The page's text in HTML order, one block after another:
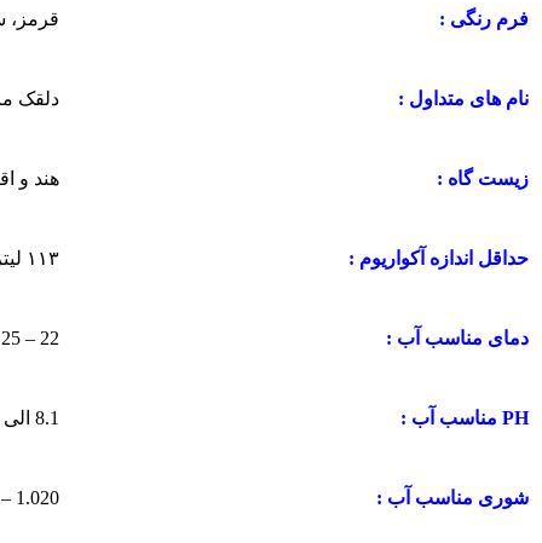
فرم رنگی : قرمز،
نام های متداول : دلقک
زیست گاه : هند و
حداقل اندازه آکواریوم : ۱۱۳ لیتر برای یک ماهی
دمای مناسب آب : 22 – 25 درجه سانتیگراد
PH مناسب آب : 8.1 الی 8.4
شوری مناسب آب : 1.020 – 1.025